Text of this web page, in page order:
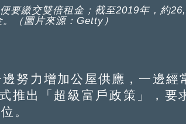
要繳交雙倍租金；截至2019年，約
（圖片來源：Getty）
力增加公屋供應，一邊經
推出「超級富戶政策」，要
。